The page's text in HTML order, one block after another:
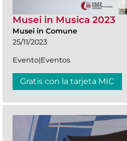
Musei in Musica 2023
Musei in Comune
25/11/2023
Evento|Eventos
Gratis con la tarjeta MIC